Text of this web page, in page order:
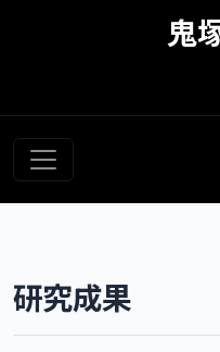
鬼
研究成果